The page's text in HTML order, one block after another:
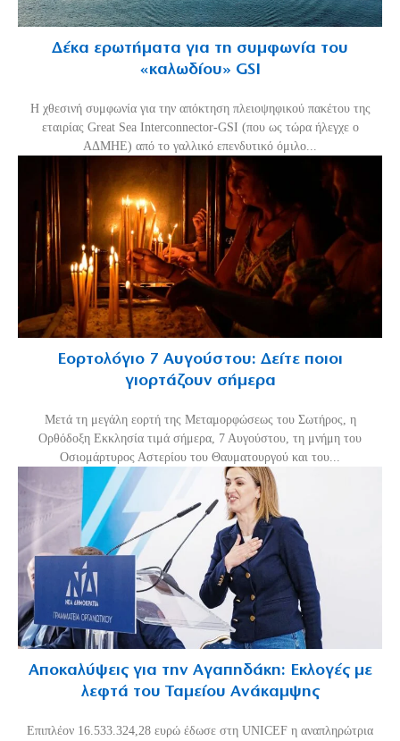
Δέκα ερωτήματα για τη συμφωνία του
«καλωδίου» GSI
Η χθεσινή συμφωνία για την απόκτηση πλειοψηφικού πακέτου της
εταιρίας Great Sea Interconnector-GSI (που ως τώρα ήλεγχε ο
ΑΔΜΗΕ) από το γαλλικό επενδυτικό όμιλο...
Εορτολόγιο 7 Αυγούστου: Δείτε ποιοι
γιορτάζουν σήμερα
Μετά τη μεγάλη εορτή της Μεταμορφώσεως του Σωτήρος, η
Ορθόδοξη Εκκλησία τιμά σήμερα, 7 Αυγούστου, τη μνήμη του
Οσιομάρτυρος Αστερίου του Θαυματουργού και του...
Αποκαλύψεις για την Αγαπηδάκη: Εκλογές με
λεφτά του Ταμείου Ανάκαμψης
Επιπλέον 16.533.324,28 ευρώ έδωσε στη UNICEF η αναπληρώτρια